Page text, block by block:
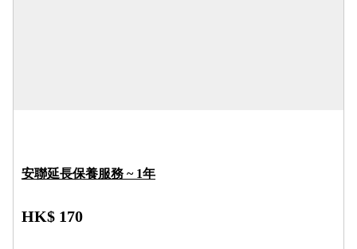
安聯延長保養服務 ~ 1年
HK$ 170